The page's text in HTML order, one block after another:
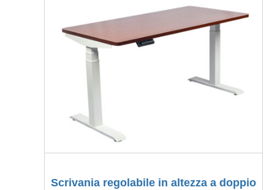
Scrivania regolabile in altezza a doppio